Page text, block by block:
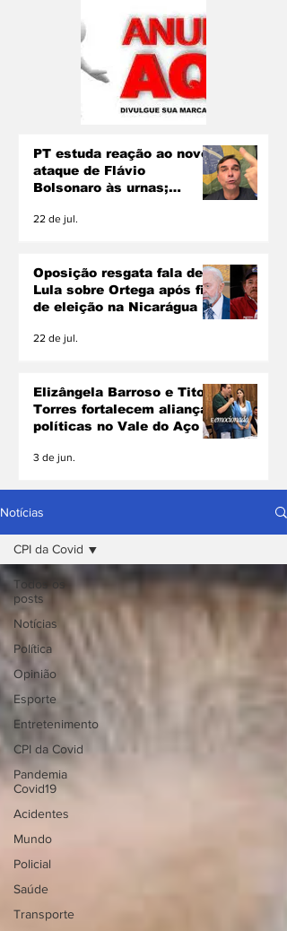
PT estuda reação ao novo
ataque de Flávio
Bolsonaro às urnas;
inelegibilidade
22 de jul.
Oposição resgata fala de
Lula sobre Ortega após fim
de eleição na Nicarágua
22 de jul.
Elizângela Barroso e Tito
Torres fortalecem alianças
políticas no Vale do Aço
3 de jun.
Notícias
Todos os
posts
Notícias
Política
Opinião
Esporte
Entretenimento
CPI da Covid
Pandemia
Covid19
Acidentes
Mundo
Policial
Saúde
Transporte
CPI da Covid